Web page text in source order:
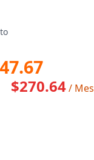
$270.64/ Mes